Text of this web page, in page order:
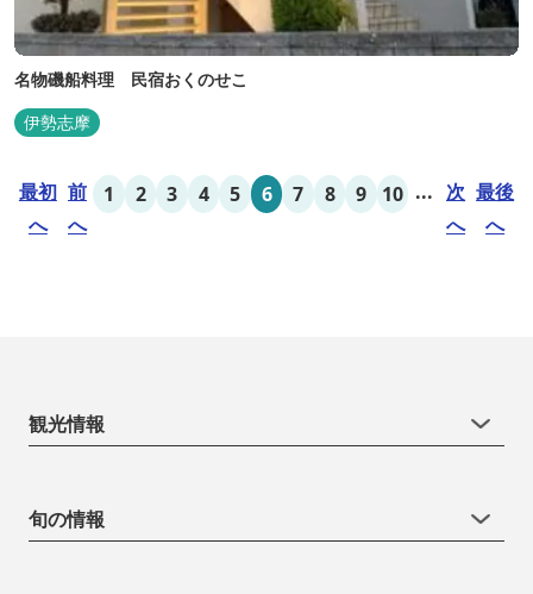
名物磯船料理 民宿おくのせこ
伊勢志摩
最初
へ
前
へ
1 2 3 4 5 6 7 8 9 10 ... 次
へ
最後
へ
観光情報
旬の情報